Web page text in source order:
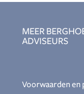
MEER
ADVISEURS
Voorwaarden en